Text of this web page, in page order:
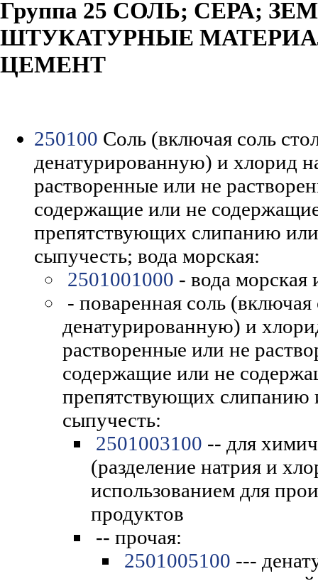
Группа 25 СОЛЬ; СЕРА;
ШТУКАТУРНЫЕ
ЦЕМЕНТ
250100 Соль (включая соль
денатурированную) и хлорид
растворенные или не
содержащие или не
препятствующих слипанию
сыпучесть; вода морская:
2501001000 - вода морская
- поваренная соль
денатурированную) и
растворенные или не
содержащие или не
препятствующих слипанию
сыпучесть:
2501003100 -- для
(разделение натрия и
использованием для
продуктов
-- прочая:
2501005100 ---